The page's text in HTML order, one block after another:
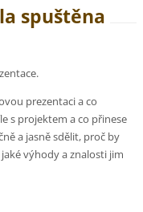
spuštěna
prezentaci a co
s projektem a co přinese
a jasně sdělit, proč by
výhody a znalosti jim